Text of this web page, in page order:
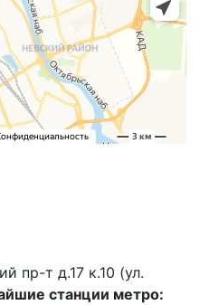
пр-т д.17 к.10 (ул.
станции метро: